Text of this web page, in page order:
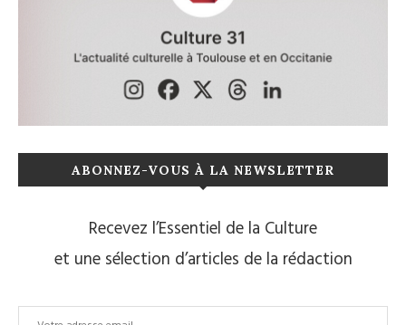
ABONNEZ-VOUS À LA NEWSLETTER
Recevez l’Essentiel de la Culture
et une sélection d’articles de la rédaction